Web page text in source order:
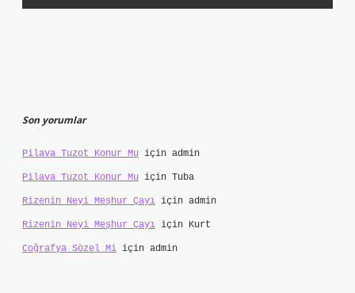
Son yorumlar
Pilava Tuzot Konur Mu için admin
Pilava Tuzot Konur Mu için Tuba
Rizenin Neyi Meşhur Çayı için admin
Rizenin Neyi Meşhur Çayı için Kurt
Coğrafya Sözel Mi için admin